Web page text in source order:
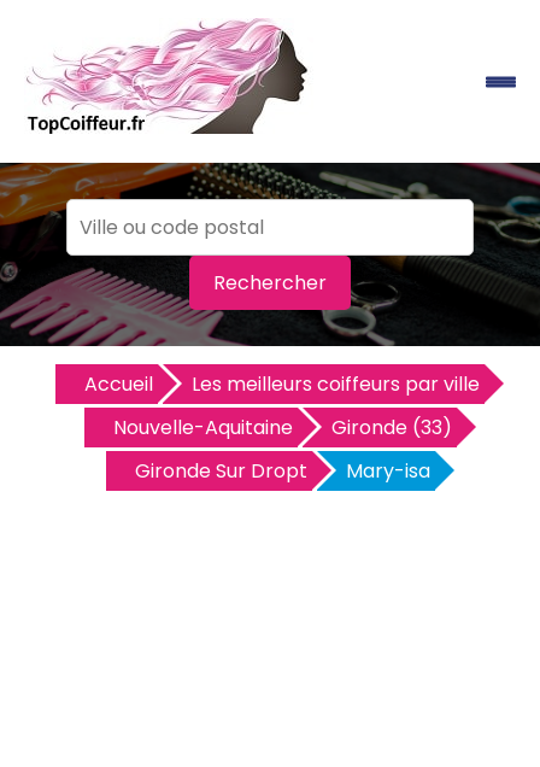
Rechercher
Accueil
Les meilleurs coiffeurs par ville
Nouvelle-Aquitaine
Gironde (33)
Gironde Sur Dropt
Mary-isa